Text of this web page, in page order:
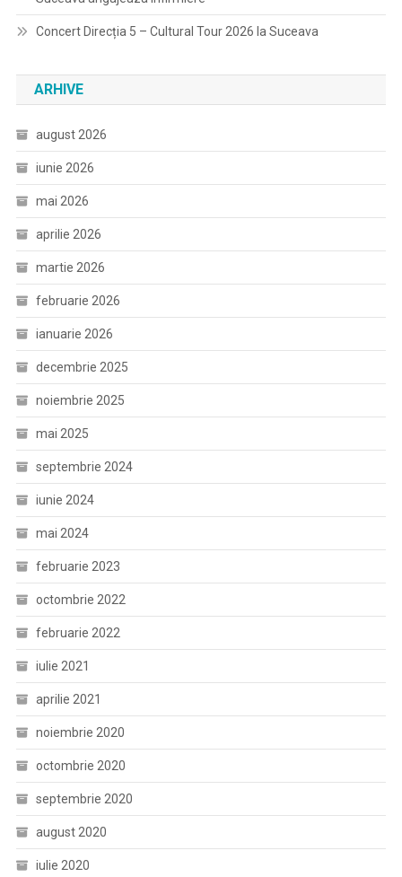
Concert Direcția 5 – Cultural Tour 2026 la Suceava
ARHIVE
august 2026
iunie 2026
mai 2026
aprilie 2026
martie 2026
februarie 2026
ianuarie 2026
decembrie 2025
noiembrie 2025
mai 2025
septembrie 2024
iunie 2024
mai 2024
februarie 2023
octombrie 2022
februarie 2022
iulie 2021
aprilie 2021
noiembrie 2020
octombrie 2020
septembrie 2020
august 2020
iulie 2020